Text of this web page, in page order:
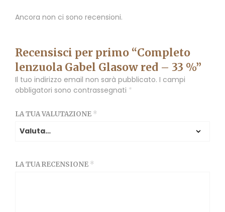
Ancora non ci sono recensioni.
Recensisci per primo “Completo
lenzuola Gabel Glasow red – 33 %”
Il tuo indirizzo email non sarà pubblicato. I campi
obbligatori sono contrassegnati *
LA TUA VALUTAZIONE *
LA TUA RECENSIONE *